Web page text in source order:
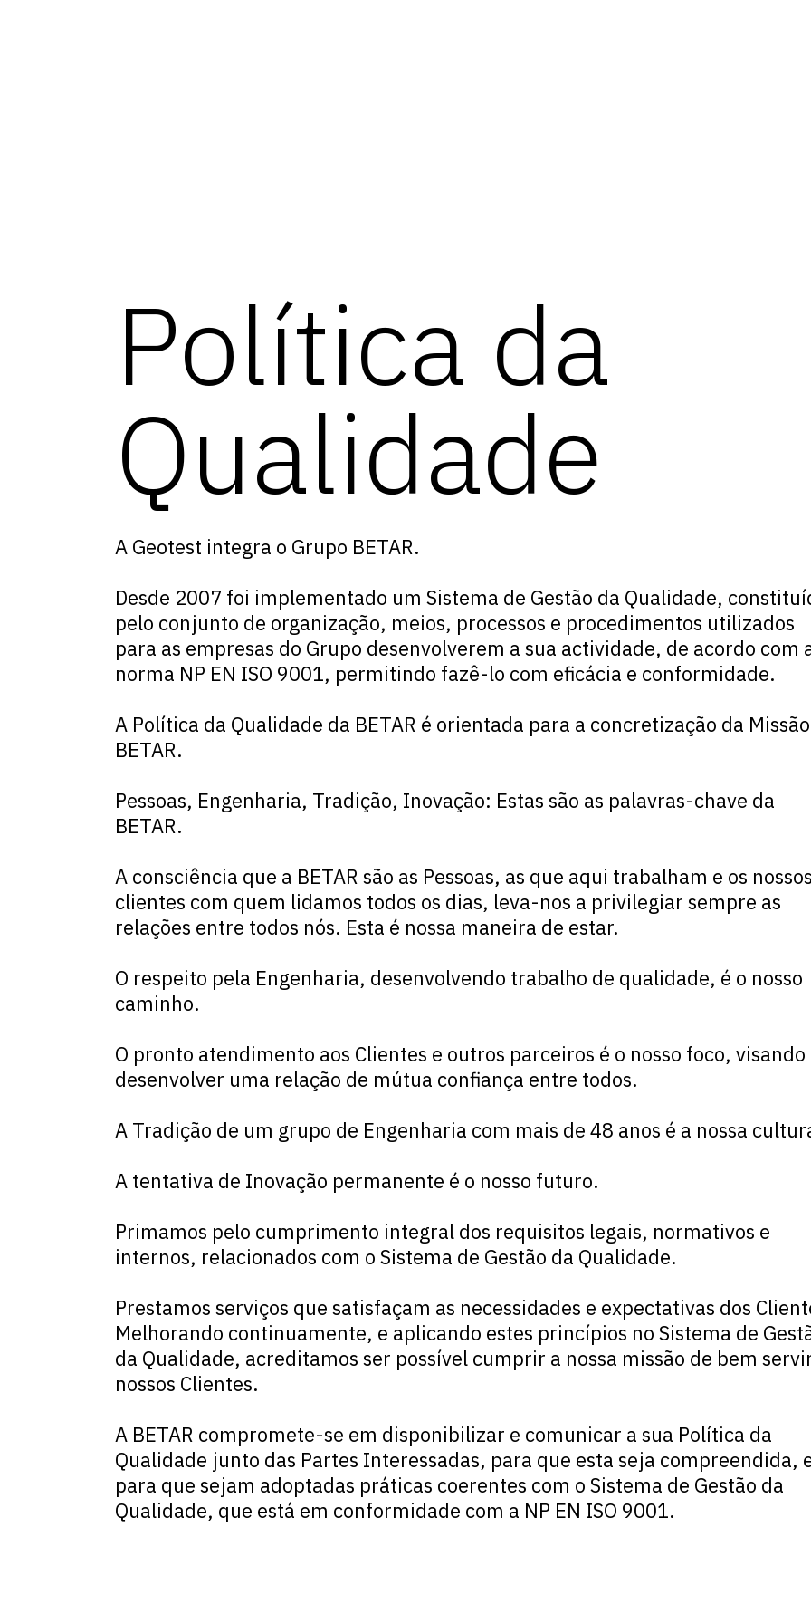
Política da
Qualidade
A Geotest integra o Grupo BETAR.
Desde 2007 foi implementado um Sistema de Gestão da Qualidade,
pelo conjunto de organização, meios, processos e procedimentos utilizados
para as empresas do Grupo desenvolverem a sua actividade, de acordo com
norma NP EN ISO 9001, permitindo fazê-lo com eficácia e conformidade.
A Política da Qualidade da BETAR é orientada para a concretização da
BETAR.
Pessoas, Engenharia, Tradição, Inovação: Estas são as palavras-chave da
BETAR.
A consciência que a BETAR são as Pessoas, as que aqui trabalham e os
clientes com quem lidamos todos os dias, leva-nos a privilegiar sempre as
relações entre todos nós. Esta é nossa maneira de estar.
O respeito pela Engenharia, desenvolvendo trabalho de qualidade, é o nosso
caminho.
O pronto atendimento aos Clientes e outros parceiros é o nosso foco, visando
desenvolver uma relação de mútua confiança entre todos.
A Tradição de um grupo de Engenharia com mais de 48 anos é a nossa
A tentativa de Inovação permanente é o nosso futuro.
Primamos pelo cumprimento integral dos requisitos legais, normativos e
internos, relacionados com o Sistema de Gestão da Qualidade.
Prestamos serviços que satisfaçam as necessidades e expectativas dos
Melhorando continuamente, e aplicando estes princípios no Sistema de
da Qualidade, acreditamos ser possível cumprir a nossa missão de bem
nossos Clientes.
A BETAR compromete-se em disponibilizar e comunicar a sua Política da
Qualidade junto das Partes Interessadas, para que esta seja compreendida,
para que sejam adoptadas práticas coerentes com o Sistema de Gestão da
Qualidade, que está em conformidade com a NP EN ISO 9001.